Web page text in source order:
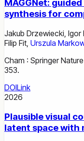
MAGGNet:
synthesis for
Jakub Drzewiecki, Igor
Filip Fit, Urszula
Cham : Springer
353.
DOILink
2026
Plausible visual
latent space with